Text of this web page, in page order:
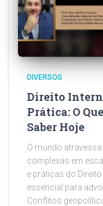
DIVERSOS
Direito
Prática: O
Saber Hoje
O mundo
complexas em
e práticas do
essencial para
Conflitos